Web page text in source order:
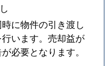
に物件の引き渡し
います。売却益が
必要となります。